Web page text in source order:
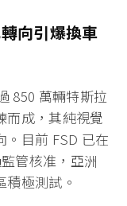
向引爆換車
850 萬輛特斯拉
而成，其純視覺
目前 FSD 已在
管核准，亞洲
極測試。